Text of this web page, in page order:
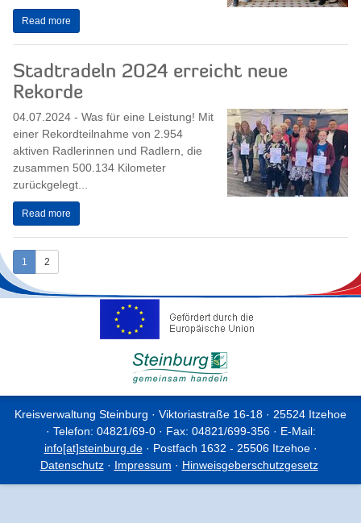
Read more
Stadtradeln 2024 erreicht neue
Rekorde
04.07.2024 - Was für eine Leistung! Mit
einer Rekordteilnahme von 2.954
aktiven Radlerinnen und Radlern, die
zusammen 500.134 Kilometer
zurückgelegt...
Read more
1 2
Kreisverwaltung Steinburg · Viktoriastraße 16-18 · 25524 Itzehoe
· Telefon: 04821/69-0 · Fax: 04821/699-356 · E-Mail:
info[at]steinburg.de· Postfach 1632 - 25506 Itzehoe ·
Datenschutz· Impressum · Hinweisgeberschutzgesetz